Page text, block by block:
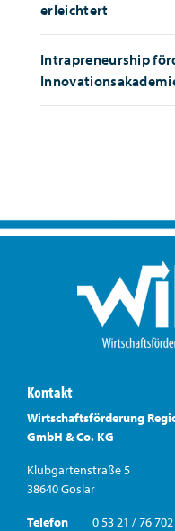
erleichtert
Intrapreneurship
Kontakt
Wirtschaftsförderung
GmbH & Co. KG
Klubgartenstraße 5
38640 Goslar
Telefon
0 53 21 / 76 702